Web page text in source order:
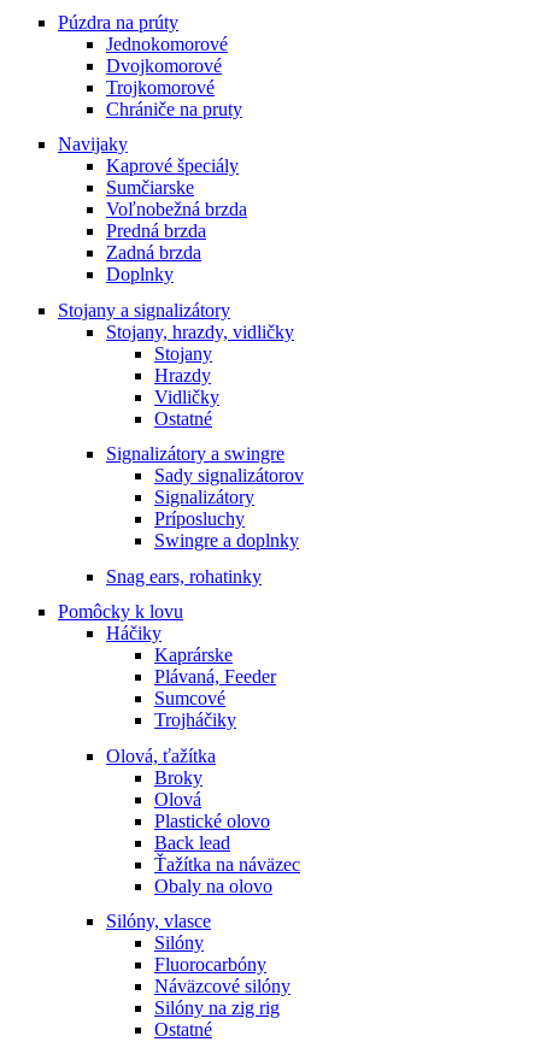
Púzdra na prúty
Jednokomorové
Dvojkomorové
Trojkomorové
Chrániče na pruty
Navijaky
Kaprové špeciály
Sumčiarske
Voľnobežná brzda
Predná brzda
Zadná brzda
Doplnky
Stojany a signalizátory
Stojany, hrazdy, vidličky
Stojany
Hrazdy
Vidličky
Ostatné
Signalizátory a swingre
Sady signalizátorov
Signalizátory
Príposluchy
Swingre a doplnky
Snag ears, rohatinky
Pomôcky k lovu
Háčiky
Kaprárske
Plávaná, Feeder
Sumcové
Trojháčiky
Olová, ťažítka
Broky
Olová
Plastické olovo
Back lead
Ťažítka na náväzec
Obaly na olovo
Silóny, vlasce
Silóny
Fluorocarbóny
Náväzcové silóny
Silóny na zig rig
Ostatné